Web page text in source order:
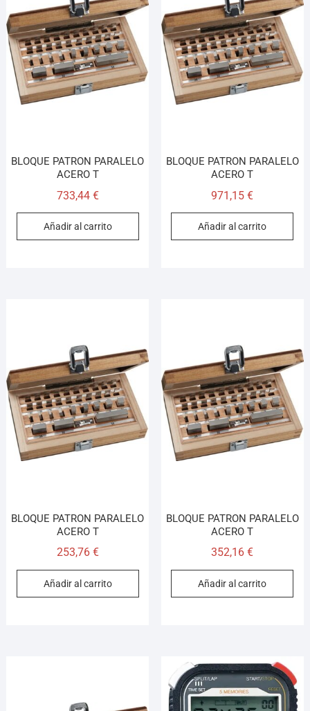
BLOQUE PATRON PARALELO
ACERO T
733,44 €
Añadir al carrito
BLOQUE PATRON PARALELO
ACERO T
971,15€
Añadir al carrito
BLOQUE PATRON PARALELO
ACERO T
253,76 €
Añadir al carrito
BLOQUE PATRON PARALELO
ACERO T
352,16€
Añadir al carrito